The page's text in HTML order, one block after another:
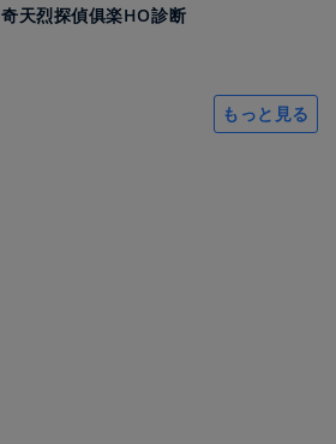
奇天烈探偵俱楽HO診断
もっと見る